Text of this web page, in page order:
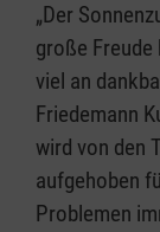
„Der
große
viel an
Friedemann
wird von den
aufgehoben
Problemen